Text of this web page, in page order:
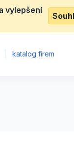
vylepšení
katalog firem